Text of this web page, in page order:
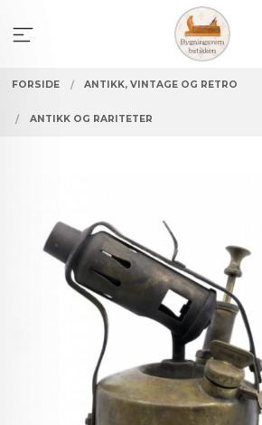
innholdet
FORSIDE ANTIKK, VINTAGE OG RETRO
ANTIKK OG RARITETER